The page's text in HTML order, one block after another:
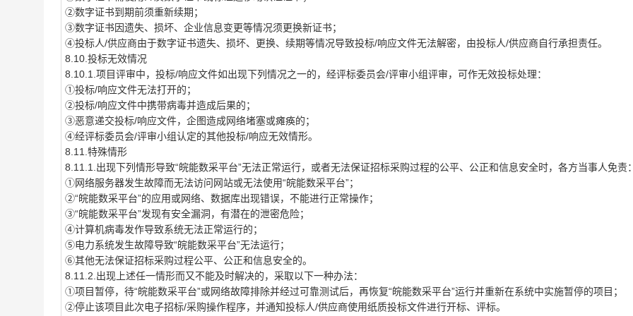
②数字证书到期前须重新续期；
③数字证书因遗失、损坏、企业信息变更等情况须更换新证书；
④投标人/供应商由于数字证书遗失、损坏、更换、续期等情况导致投标/响应文件无法解密，由投标人/供应商自行承担责任。
8.10.投标无效情况
8.10.1.项目评审中，投标/响应文件如出现下列情况之一的，经评标委员会/评审小组评审，可作无效投标处理：
①投标/响应文件无法打开的；
②投标/响应文件中携带病毒并造成后果的；
③恶意递交投标/响应文件，企图造成网络堵塞或瘫痪的；
④经评标委员会/评审小组认定的其他投标/响应无效情形。
8.11.特殊情形
8.11.1.出现下列情形导致“皖能数采平台”无法正常运行，或者无法保证招标采购过程的公平、公正和信息安全时，各方当事人免责
①网络服务器发生故障而无法访问网站或无法使用“皖能数采平台”；
②“皖能数采平台”的应用或网络、数据库出现错误，不能进行正常操作；
③“皖能数采平台”发现有安全漏洞，有潜在的泄密危险；
④计算机病毒发作导致系统无法正常运行的；
⑤电力系统发生故障导致“皖能数采平台”无法运行；
⑥其他无法保证招标采购过程公平、公正和信息安全的。
8.11.2.出现上述任一情形而又不能及时解决的，采取以下一种办法：
①项目暂停，待“皖能数采平台”或网络故障排除并经过可靠测试后，再恢复“皖能数采平台”运行并重新在系统中实施暂停的项目；
②停止该项目此次电子招标/采购操作程序，并通知投标人/供应商使用纸质投标文件进行开标、评标。